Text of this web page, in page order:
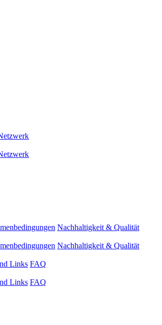
Nachhaltigkeit & Qualität
Nachhaltigkeit & Qualität
Links FAQ
Links FAQ